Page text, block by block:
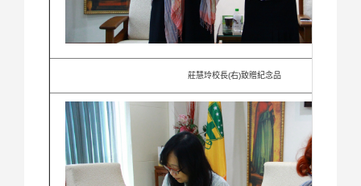
莊慧玲校長(右)致贈紀念品